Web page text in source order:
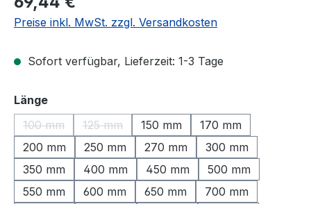
Preise inkl. MwSt. zzgl. Versandkosten
Sofort verfügbar, Lieferzeit: 1-3 Tage
Längeauswählen
100 mm
(Diese Option ist zurzeit nicht verfügbar.)
125 mm
(Diese Option ist zurzeit nicht verfügbar.)
150 mm
170 mm
200 mm
250 mm 270 mm
300 mm
350 mm
400 mm 450 mm
500 mm
550 mm
600 mm 650 mm
700 mm